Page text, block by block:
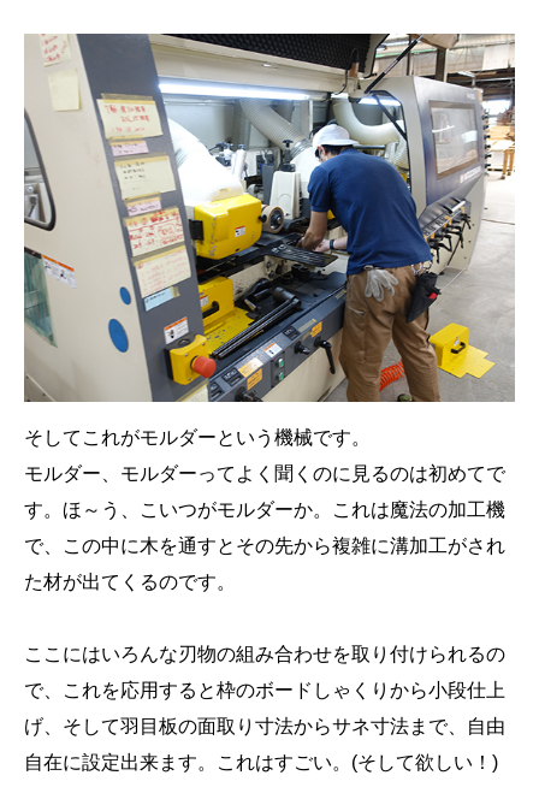
そしてこれがモルダーという機械です。
モルダー、モルダーってよく聞くのに見るのは初めてで
す。ほ～う、こいつがモルダーか。これは魔法の加工機
で、この中に木を通すとその先から複雑に溝加工がされ
た材が出てくるのです。
ここにはいろんな刃物の組み合わせを取り付けられるの
で、これを応用すると枠のボードしゃくりから小段仕上
げ、そして羽目板の面取り寸法からサネ寸法まで、自由
自在に設定出来ます。これはすごい。(そして欲しい！)